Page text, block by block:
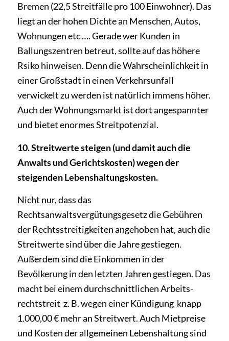
Bremen (22,5 Streitfälle pro 100 Einwohner). Das
liegt an der hohen Dichte an Menschen, Autos,
Wohnungen etc …. Gerade wer Kunden in
Ballungszentren betreut, sollte auf das höhere
Rsiko hinweisen. Denn die Wahrscheinlichkeit in
einer Großstadt in einen Verkehrsunfall
verwickelt zu werden ist natürlich immens höher.
Auch der Wohnungsmarkt ist dort angespannter
und bietet enormes Streitpotenzial.
10. Streitwerte steigen (und damit auch die
Anwalts­ und Gerichtskosten) wegen der
steigenden Lebenshaltungskosten.
Nicht nur, dass das
Rechtsanwaltsvergütungsgesetz die Gebühren
der Rechtsstreitigkeiten ange­hoben hat, auch die
Streitwerte sind über die Jahre gestiegen.
Außerdem sind die Einkommen in der
Bevölkerung in den letzten Jahren gestiegen. Das
macht bei einem durchschnittlichen Arbeits­
rechtstreit ­ z. B. wegen einer Kündigung ­ knapp
1.000,00 € mehr an Streitwert. Auch Mietpreise
und Kosten der allgemeinen Lebenshaltung sind